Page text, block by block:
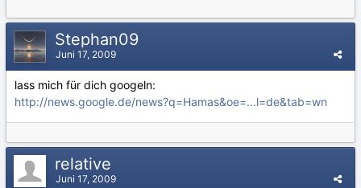
Stephan09
Juni 17, 2009
lass mich für dich googeln:
http://news.google.de/news?q=Hamas&oe=...l=de&tab=wn
relative
Juni 17, 2009